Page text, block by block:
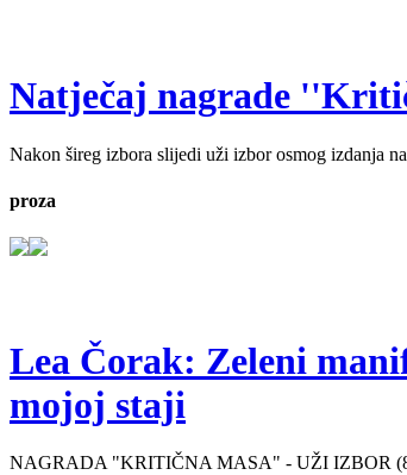
Natječaj nagrade
Nakon šireg izbora slijedi uži izbor osmog izdanja
proza
Lea Čorak: Zeleni
mojoj staji
NAGRADA "KRITIČNA MASA" - UŽI IZBOR